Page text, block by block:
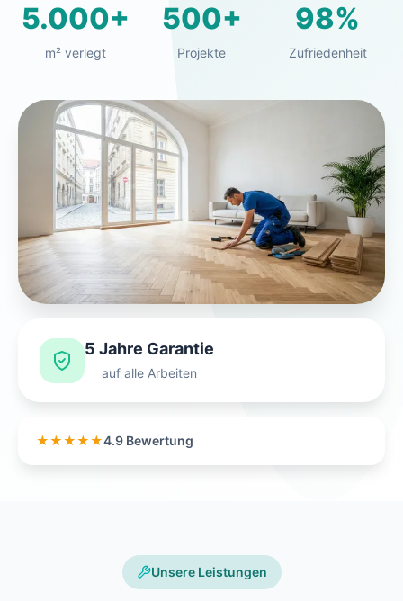
5.000+
m² verlegt
500+
Projekte
98%
Zufriedenheit
5 Jahre Garantie
auf alle Arbeiten
★★★★★4.9 Bewertung
Unsere Leistungen